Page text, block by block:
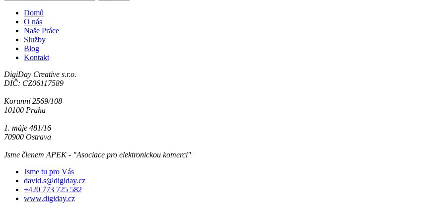
Domů
O nás
Naše Práce
Služby
Blog
Kontakt
DigiDay Creative s.r.o.
DIČ: CZ06117589
Korunní 2569/108
10100 Praha
1. máje 481/16
70900 Ostrava
Jsme členem APEK - "Asociace pro elektronickou komerci"
Jsme tu pro Vás
david.s@digiday.cz
+420 773 725 582
www.digiday.cz